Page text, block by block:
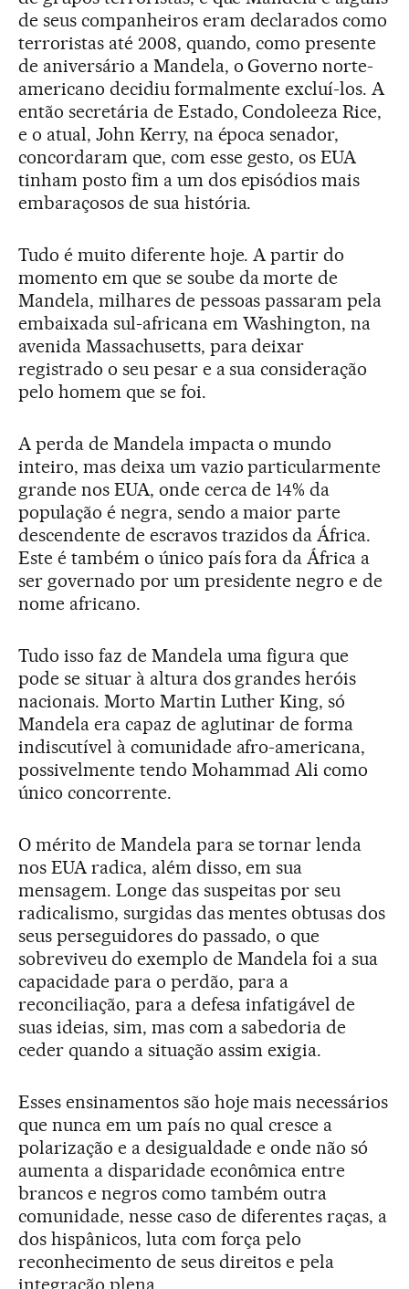
de seus companheiros eram declarados como
terroristas até 2008, quando, como presente
de aniversário a Mandela, o Governo norte-
americano decidiu formalmente excluí-los. A
então secretária de Estado, Condoleeza Rice,
e o atual, John Kerry, na época senador,
concordaram que, com esse gesto, os EUA
tinham posto fim a um dos episódios mais
embaraçosos de sua história.
Tudo é muito diferente hoje. A partir do
momento em que se soube da morte de
Mandela, milhares de pessoas passaram pela
embaixada sul-africana em Washington, na
avenida Massachusetts, para deixar
registrado o seu pesar e a sua consideração
pelo homem que se foi.
A perda de Mandela impacta o mundo
inteiro, mas deixa um vazio particularmente
grande nos EUA, onde cerca de 14% da
população é negra, sendo a maior parte
descendente de escravos trazidos da África.
Este é também o único país fora da África a
ser governado por um presidente negro e de
nome africano.
Tudo isso faz de Mandela uma figura que
pode se situar à altura dos grandes heróis
nacionais. Morto Martin Luther King, só
Mandela era capaz de aglutinar de forma
indiscutível à comunidade afro-americana,
possivelmente tendo Mohammad Ali como
único concorrente.
O mérito de Mandela para se tornar lenda
nos EUA radica, além disso, em sua
mensagem. Longe das suspeitas por seu
radicalismo, surgidas das mentes obtusas dos
seus perseguidores do passado, o que
sobreviveu do exemplo de Mandela foi a sua
capacidade para o perdão, para a
reconciliação, para a defesa infatigável de
suas ideias, sim, mas com a sabedoria de
ceder quando a situação assim exigia.
Esses ensinamentos são hoje mais necessários
que nunca em um país no qual cresce a
polarização e a desigualdade e onde não só
aumenta a disparidade econômica entre
brancos e negros como também outra
comunidade, nesse caso de diferentes raças, a
dos hispânicos, luta com força pelo
reconhecimento de seus direitos e pela
integração plena.